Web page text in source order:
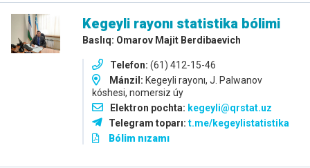
Kegeyli rayonı statistika bólimi
Baslıq: Omarov Majit Berdibaevich
Telefon: (61) 412-15-46
Mánzil: Kegeyli rayonı, J. Palwanov
kóshesi, nomersiz úy
Elektron pochta: kegeyli@qrstat.uz
Telegram toparı: t.me/kegeylistatistika
Bólim nızamı